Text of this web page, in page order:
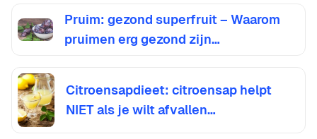
Pruim: gezond superfruit – Waarom
pruimen erg gezond zijn…
Citroensapdieet: citroensap helpt
NIET als je wilt afvallen…